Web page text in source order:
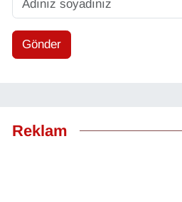
Gönder
Reklam